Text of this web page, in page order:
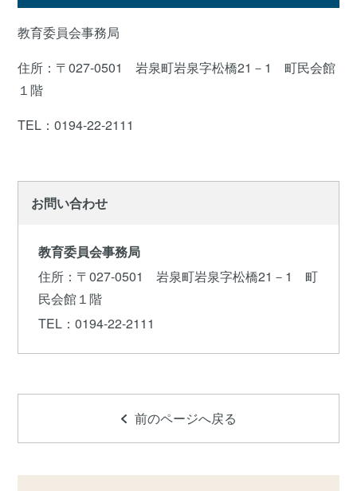
教育委員会事務局
住所：〒027-0501 岩泉町岩泉字松橋21－1 町民会館
１階
TEL：0194-22-2111
お問い合わせ
教育委員会事務局
住所 ：〒027-0501 岩泉町岩泉字松橋21－1 町
民会館１階
TEL ：0194-22-2111
前のページへ戻る